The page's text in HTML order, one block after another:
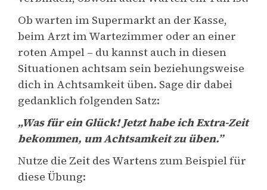
Ob warten im Supermarkt an der Kasse,
beim Arzt im Wartezimmer oder an einer
roten Ampel – du kannst auch in diesen
Situationen achtsam sein beziehungsweise
dich in Achtsamkeit üben. Sage dir dabei
gedanklich folgenden Satz:
„Was für ein Glück! Jetzt habe ich Extra-Zeit
bekommen, um Achtsamkeit zu üben.”
Nutze die Zeit des Wartens zum Beispiel für
diese Übung: